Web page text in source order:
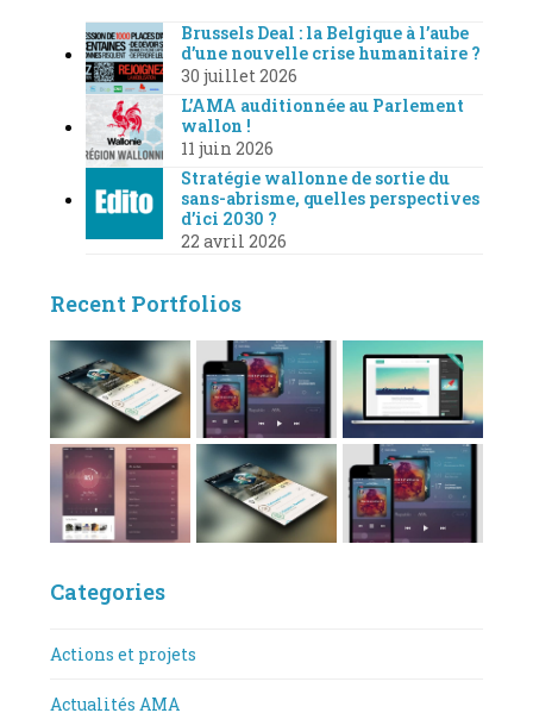
Brussels Deal : la Belgique à l’aube
d’une nouvelle crise humanitaire ?
30 juillet 2026
L’AMA auditionnée au Parlement
wallon !
11 juin 2026
Stratégie wallonne de sortie du
sans-abrisme, quelles perspectives
d’ici 2030 ?
22 avril 2026
Recent Portfolios
Categories
Actions et projets
Actualités AMA